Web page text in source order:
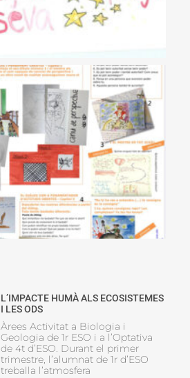
L’IMPACTE HUMÀ ALS ECOSISTEMES
I LES ODS
Àrees Activitat a Biologia i
Geologia de 1r ESO i a l’Optativa
de 4t d’ESO. Durant el primer
trimestre, l’alumnat de 1r d’ESO
treballa l’atmosfera